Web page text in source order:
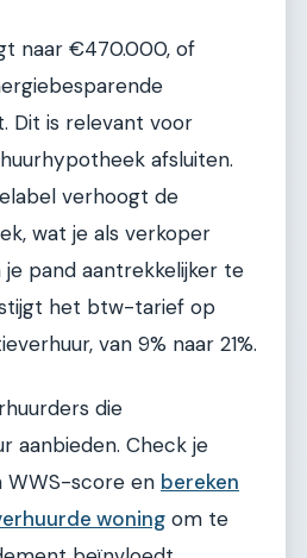
naar €470.000, of
Dit is relevant voor
afsluiten.
verhoogt de
wat je als verkoper
pand aantrekkelijker te
stijgt het btw-tarief op
van 9% naar 21%.
die
aanbieden. Check je
score en bereken
woning om te